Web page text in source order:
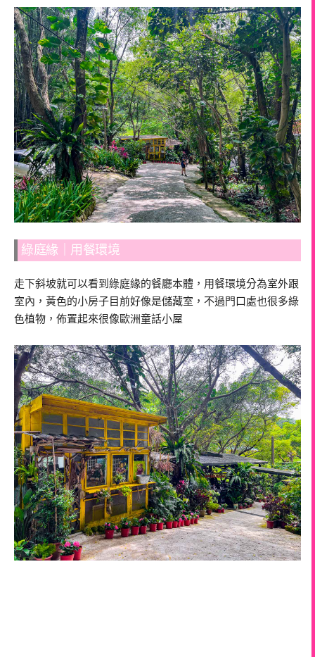
綠庭緣｜用餐環境
走下斜坡就可以看到綠庭緣的餐廳本體，用餐環境分為室外跟
室內，黃色的小房子目前好像是儲藏室，不過門口處也很多綠
色植物，佈置起來很像歐洲童話小屋